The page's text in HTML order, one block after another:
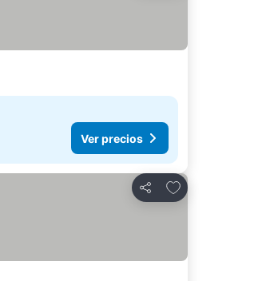
Ver precios
Compartir
Añadir a favoritos